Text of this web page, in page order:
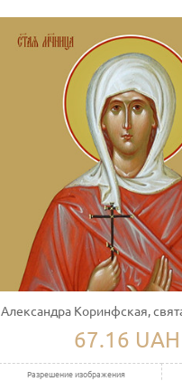
Александра Коринфская,
67.16 UAH
Разрешение изображения